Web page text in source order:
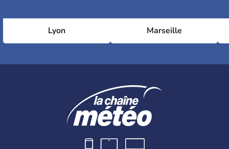
Lyon Marseille